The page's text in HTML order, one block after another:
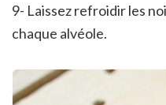
9- Laissez refroidir les
chaque alvéole.